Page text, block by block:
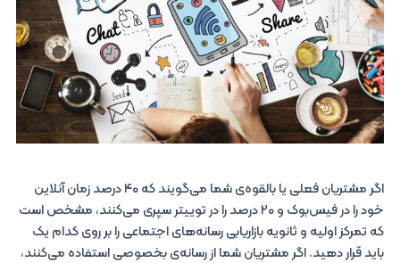
اگر مشتریان فعلی یا بالقوه‌ی شما می‌گویند که ۴۰ درصد زمان آنلاین
خود را در فیس‌بوک و ۲۰ درصد را در توییتر سپری می‌کنند، مشخص است
که تمرکز اولیه و ثانویه بازاریابی رسانه‌های اجتماعی را بر روی کدام یک
باید قرار دهید. اگر مشتریان شما از رسانه‌ی بخصوصی استفاده می‌کنند،